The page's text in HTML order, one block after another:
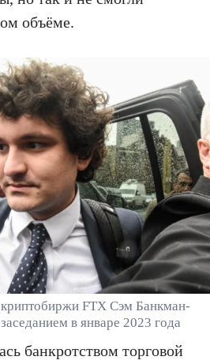
объёме.
FTX Сэм Банкман-
в январе 2023 года
банкротством торговой